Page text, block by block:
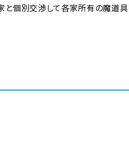
と個別交渉して各家所有の魔道